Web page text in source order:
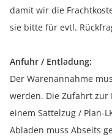
damit wir die
sie bitte für evtl.
Anfuhr / Entladung:
Der Warenannahme
werden. Die Zufahrt zur
einem Sattelzug / Plan-
Abladen muss Abseits